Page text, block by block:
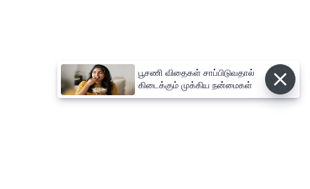
பூசணி விதைகள் சாப்பிடுவதால்
கிடைக்கும் முக்கிய நன்மைகள்